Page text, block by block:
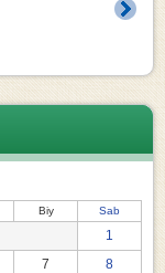
Biy Sab
1
7
8